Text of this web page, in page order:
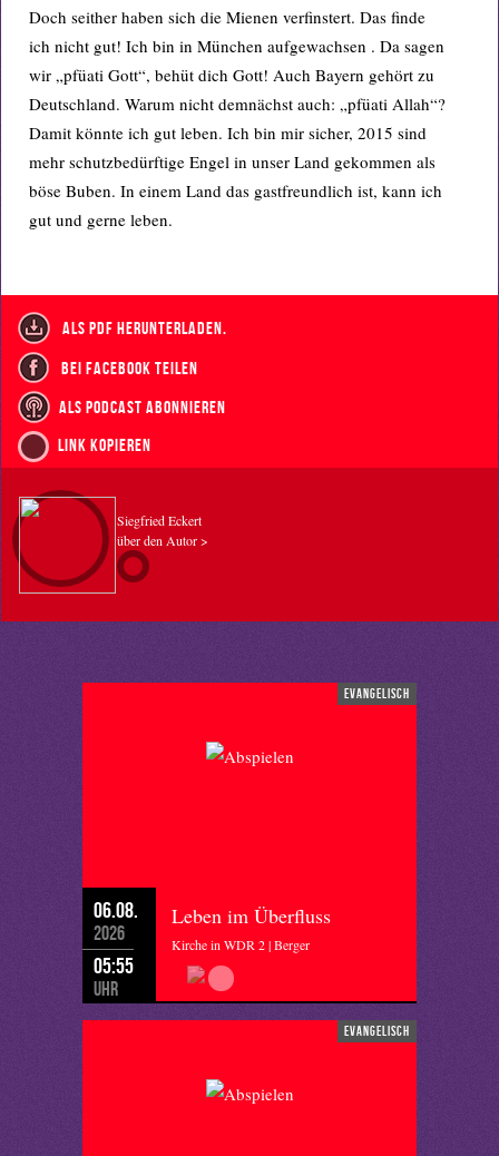
Doch seither haben sich die Mienen verfinstert. Das finde
ich nicht gut! Ich bin in München aufgewachsen . Da sagen
wir „pfüati Gott“, behüt dich Gott! Auch Bayern gehört zu
Deutschland. Warum nicht demnächst auch: „pfüati Allah“?
Damit könnte ich gut leben. Ich bin mir sicher, 2015 sind
mehr schutzbedürftige Engel in unser Land gekommen als
böse Buben. In einem Land das gastfreundlich ist, kann ich
gut und gerne leben.
als PDF herunterladen.
bei Facebook teilen
als Podcast abonnieren
Link kopieren
Siegfried Eckert
über den Autor >
evangelisch
06.08.
2026
05:55
Uhr
Leben im Überfluss
Kirche in WDR 2 | Berger
evangelisch